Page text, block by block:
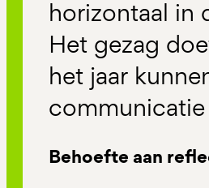
horizontaal in
Het gezag
het jaar
Behoefte aan